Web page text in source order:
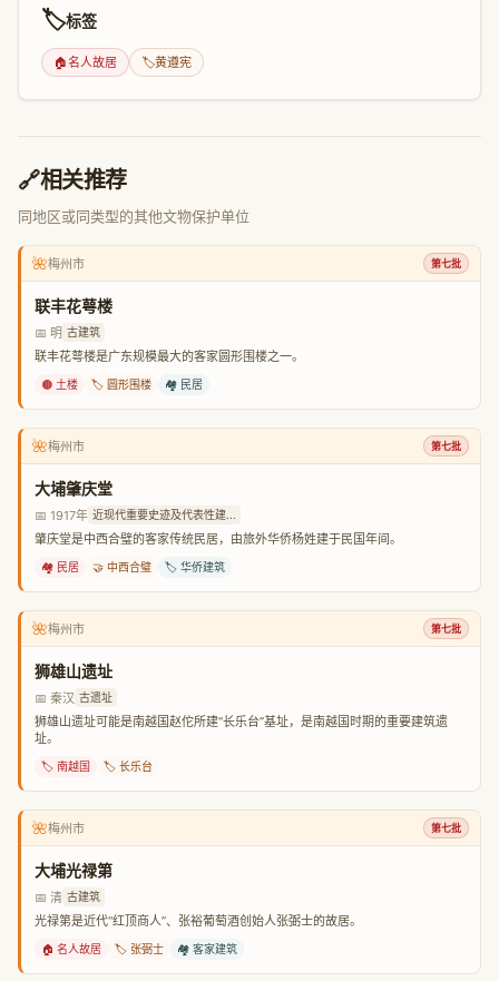
🏷️标签
🏠名人故居 🏷️黄遵宪
🔗相关推荐
同地区或同类型的其他文物保护单位
🌺梅州市 第七批
联丰花萼楼
📅 明 古建筑
联丰花萼楼是广东规模最大的客家圆形围楼之一。
🟤 土楼 🏷️ 圆形围楼 🏘️ 民居
🌺梅州市 第七批
大埔肇庆堂
📅 1917年 近现代重要史迹及代表性建...
肇庆堂是中西合璧的客家传统民居，由旅外华侨杨姓建于民国年间。
🏘️ 民居 🤝 中西合璧 🏷️ 华侨建筑
🌺梅州市 第七批
狮雄山遗址
📅 秦汉 古遗址
狮雄山遗址可能是南越国赵佗所建“长乐台”基址，是南越国时期的重要建筑遗
址。
🏷️ 南越国 🏷️ 长乐台
🌺梅州市 第七批
大埔光禄第
📅 清 古建筑
光禄第是近代“红顶商人”、张裕葡萄酒创始人张弼士的故居。
🏠 名人故居 🏷️ 张弼士 🏘️ 客家建筑